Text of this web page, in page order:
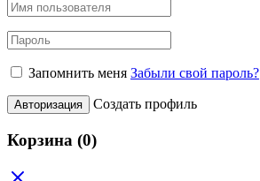
Запомнить меня Забыли свой пароль?
Авторизация Создать профиль
Корзина (0)